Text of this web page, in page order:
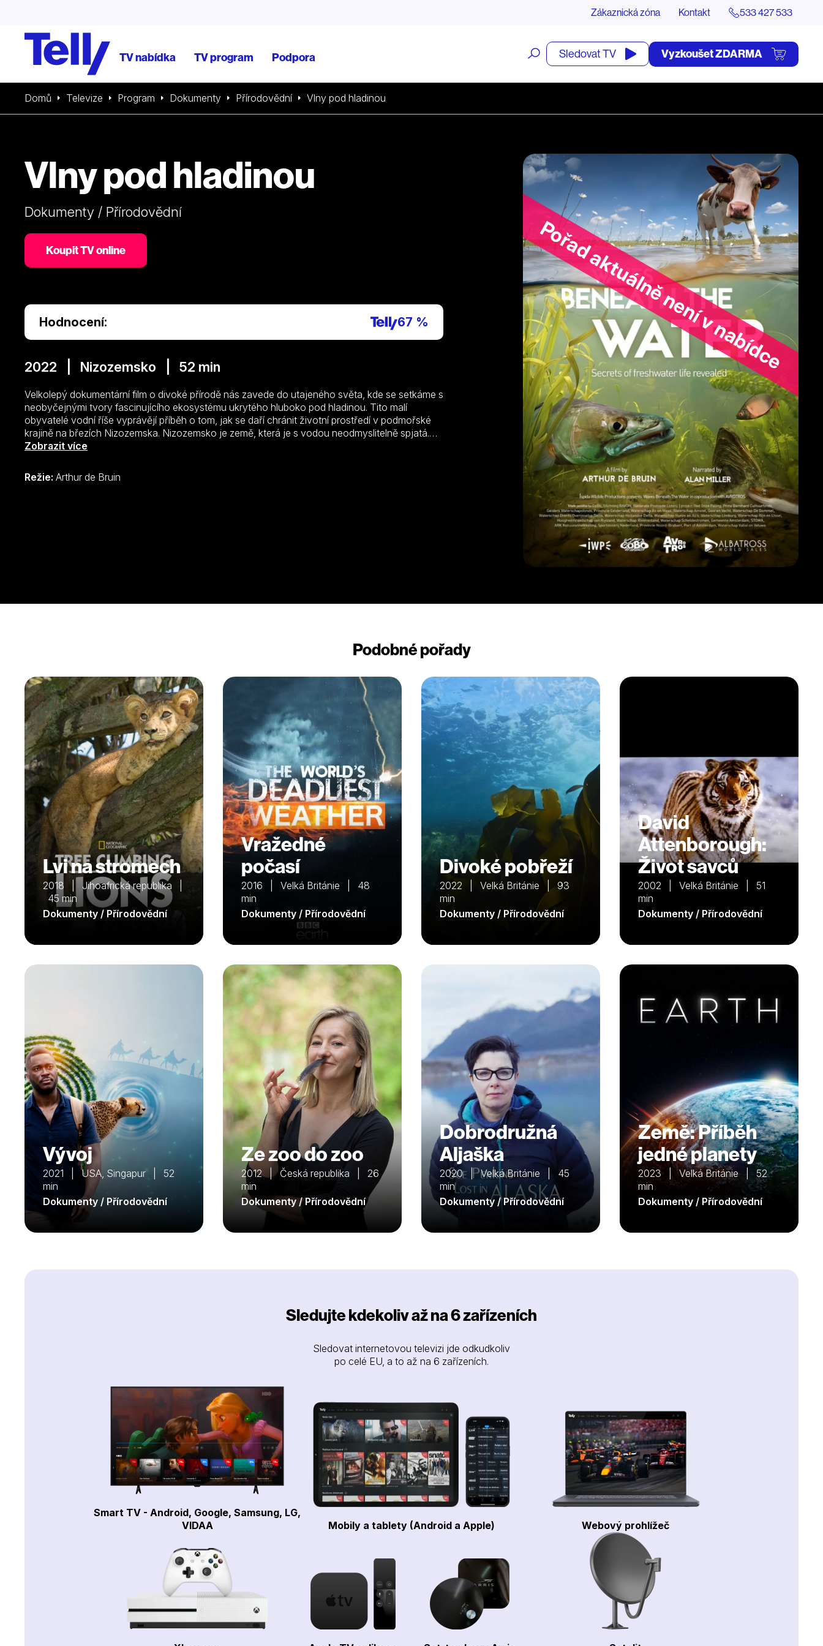
Zákaznická zóna Kontakt 533 427 533
TV nabídka TV program Podpora
Otevřít
vyhledávání
Sledovat TV Vyzkoušet ZDARMA
Domů Televize Program Dokumenty Přírodovědní Vlny pod hladinou
Pořad aktuálně není v nabídce
Vlny pod hladinou
Dokumenty / Přírodovědní
Koupit TV online
Hodnocení: 67 %
2022 | Nizozemsko | 52 min
Velkolepý dokumentární film o divoké přírodě nás zavede do utajeného světa, kde se setkáme s
neobyčejnými tvory fascinujícího ekosystému ukrytého hluboko pod hladinou. Tito malí
obyvatelé vodní říše vyprávějí příběh o tom, jak se daří chránit životní prostředí v podmořské
krajině na březích Nizozemska. Nizozemsko je země, která je s vodou neodmyslitelně spjatá.
Ale natočit tam přírodovědný dokument o prostředí ukrytém pod hladinou by ještě před třiceti
znečištěné a úplně bez života. Nyní se po obrovském úsilí vynaloženém na ochranu přírody
konečně vracejí nejrůznější vodní živočichové v hojném počtu.
Zobrazit více
Režie: Arthur de Bruin
Podobné pořady
Lvi na stromech
2018 | Jihoafrická republika |
45 min
Dokumenty / Přírodovědní
Vražedné
počasí
2016 | Velká Británie | 48
min
Dokumenty / Přírodovědní
Divoké pobřeží
2022 | Velká Británie | 93
min
Dokumenty / Přírodovědní
David
Attenborough:
Život savců
2002 | Velká Británie | 51
min
Dokumenty / Přírodovědní
Vývoj
2021 | USA, Singapur | 52
min
Dokumenty / Přírodovědní
Ze zoo do zoo
2012 | Česká republika | 26
min
Dokumenty / Přírodovědní
Dobrodružná
Aljaška
2020 | Velká Británie | 45
min
Dokumenty / Přírodovědní
Země: Příběh
jedné planety
2023 | Velká Británie | 52
min
Dokumenty / Přírodovědní
Sledujte kdekoliv až na 6 zařízeních
Sledovat internetovou televizi jde odkudkoliv
po celé EU, a to až na 6 zařízeních.
Smart TV - Android, Google, Samsung, LG,
VIDAA
Mobily a tablety (Android a Apple) Webový prohlížeč